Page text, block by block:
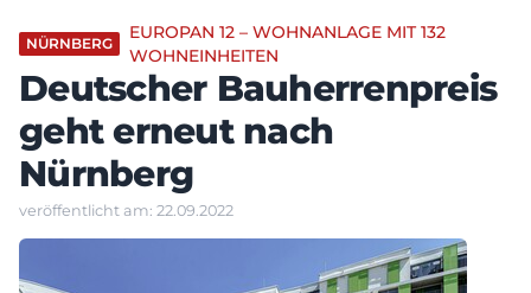
NÜRNBERG
EUROPAN 12 – WOHNANLAGE MIT 132
WOHNEINHEITEN
Deutscher Bauherrenpreis
geht erneut nach
Nürnberg
veröffentlicht am: 22.09.2022